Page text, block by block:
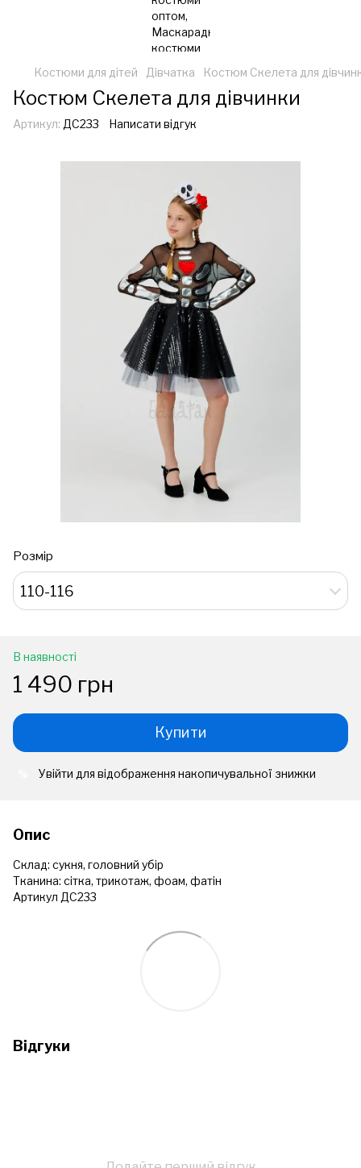
Костюми для дітей Дівчатка Костюм Скелета для
Костюм Скелета для дівчинки
Артикул: ДС233 Написати відгук
Розмір
110-116
В наявності
1 490 грн
Купити
Увійти для відображення накопичувальної знижки
Опис
Склад: сукня, головний убір
Тканина: сітка, трикотаж, фоам, фатін
Артикул ДС233
Відгуки